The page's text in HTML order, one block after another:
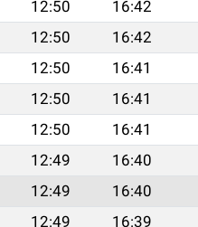
12:50 16:42
12:50 16:42
12:50 16:41
12:50 16:41
12:50 16:41
12:49 16:40
12:49 16:40
12:49 16:39